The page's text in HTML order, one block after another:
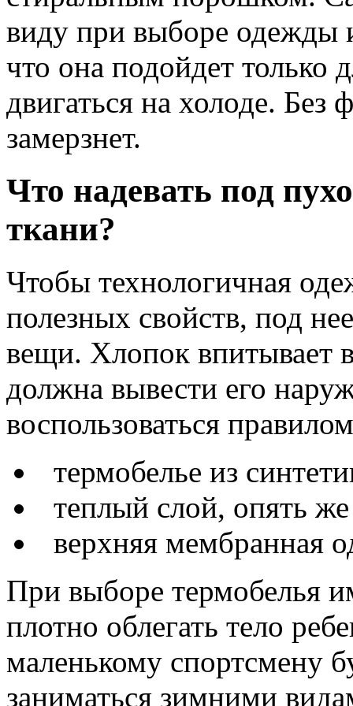
виду при выборе одежды
что она подойдет только
двигаться на холоде. Без
замерзнет.
Что надевать под
ткани?
Чтобы технологичная
полезных свойств, под
вещи. Хлопок впитывает
должна вывести его
воспользоваться
термобелье из
теплый слой, опять
верхняя мембранная
При выборе термобелья
плотно облегать тело
маленькому спортсмену
заниматься зимними